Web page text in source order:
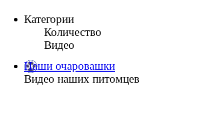
Категории
Количество
Видео
Наши очаровашки
Видео наших питомцев